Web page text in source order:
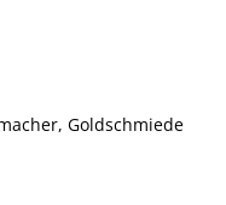
Goldschmiede